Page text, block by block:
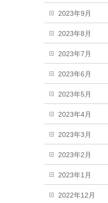
2023年9月
2023年8月
2023年7月
2023年6月
2023年5月
2023年4月
2023年3月
2023年2月
2023年1月
2022年12月